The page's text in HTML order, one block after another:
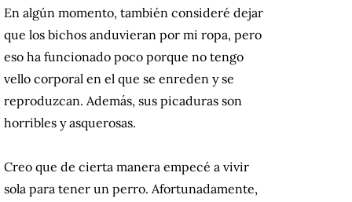
En algún momento, también consideré dejar
que los bichos anduvieran por mi ropa, pero
eso ha funcionado poco porque no tengo
vello corporal en el que se enreden y se
reproduzcan. Además, sus picaduras son
horribles y asquerosas.
Creo que de cierta manera empecé a vivir
sola para tener un perro. Afortunadamente,